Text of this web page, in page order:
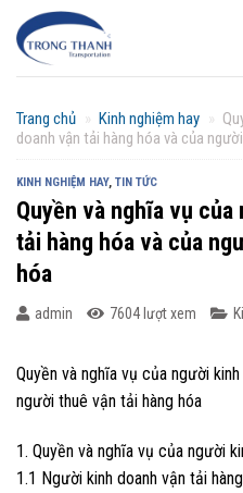
Chuyển
đến
Trang chủ » Kinh nghiệm hay »
doanh vận tải hàng hóa và của
KINH NGHIỆM HAY, TIN TỨC
Quyền và nghĩa vụ
tải hàng hóa và của
hóa
admin 7604 lượt xem
Quyền và nghĩa vụ của người
người thuê vận tải hàng hóa
1. Quyền và nghĩa vụ của người
1.1 Người kinh doanh vận tải